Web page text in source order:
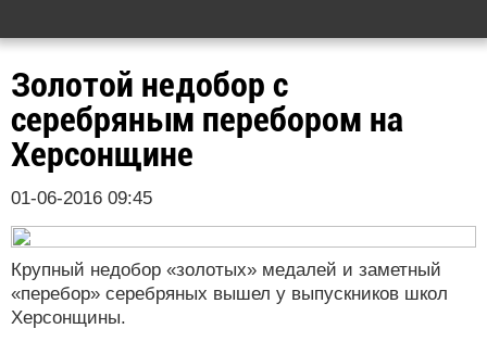
Золотой недобор с
серебряным перебором на
Херсонщине
01-06-2016 09:45
Крупный недобор «золотых» медалей и заметный
«перебор» серебряных вышел у выпускников школ
Херсонщины.